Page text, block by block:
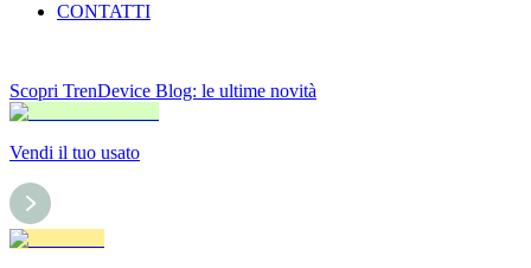
CONTATTI
Scopri TrenDevice Blog: le ultime novità
Vendi il tuo usato